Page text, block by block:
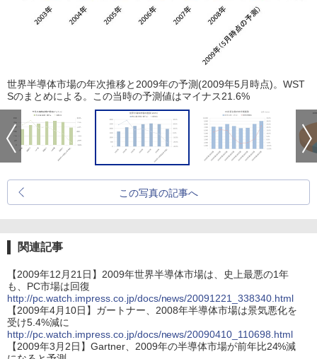
世界半導体市場の年次推移と2009年の予測(2009年5月時点)。WST
Sのまとめによる。この当時の予測値はマイナス21.6%
この写真の記事へ
関連記事
【2009年12月21日】2009年世界半導体市場は、史上最悪の1年
も、PC市場は回復
http://pc.watch.impress.co.jp/docs/news/20091221_338340.html
【2009年4月10日】ガートナー、2008年半導体市場は景気悪化を
受け5.4%減に
http://pc.watch.impress.co.jp/docs/news/20090410_110698.html
【2009年3月2日】Gartner、2009年の半導体市場が前年比24%減